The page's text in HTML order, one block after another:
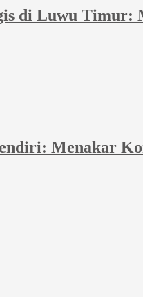
di Luwu Timur:
Menakar